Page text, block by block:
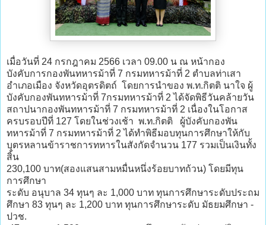
เมื่อวันที่ 24 กรกฎาคม 2566 เวลา 09.00 น ณ หน้ากอง
บังคับการกองพันทหารม้าที่ 7 กรมทหารม้าที่ 2 ตำบลท่าเสา
อำเภอเมือง จังหวัดอุตรดิตถ์ โดยการนำของ พ.ท.กิตติ นาใจ ผู้
บังคับกองพันทหารม้าที่ 7กรมทหารม้าที่ 2 ได้จัดพิธีวันคล้ายวัน
สถาปนากองพันทหารม้าที่ 7 กรมทหารม้าที่ 2 เนื่องในโอกาส
ครบรอบปีที่ 127 โดยในช่วงเช้า พ.ท.กิตติ ผู้บังคับกองพัน
ทหารม้าที่ 7 กรมทหารม้าที่ 2 ได้ทำพิธีมอบทุนการศึกษาให้กับ
บุตรหลานข้าราชการทหารในสังกัดจำนวน 177 รวมเป็นเงินทั้ง
สิ้น
230,100 บาท(สองแสนสามหมื่นหนึ่งร้อยบาทถ้วน) โดยมีทุน
การศึกษา
ระดับ อนุบาล 34 ทุนๆ ละ 1,000 บาท ทุนการศึกษาระดับประถม
ศึกษา 83 ทุนๆ ละ 1,200 บาท ทุนการศึกษาระดับ มัธยมศึกษา -
ปวช.